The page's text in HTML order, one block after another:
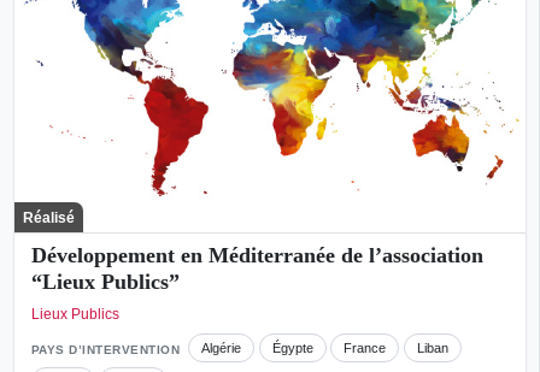
Réalisé
Développement en Méditerranée de l’association
“Lieux Publics”
Lieux Publics
PAYS D’INTERVENTION Algérie Égypte France Liban